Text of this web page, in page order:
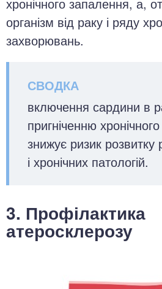
організм від раку і ряду
захворювань.
включення сардини в
пригніченню
знижує ризик розвитку
і хронічних патологій.
3. Профілактика
атеросклерозу